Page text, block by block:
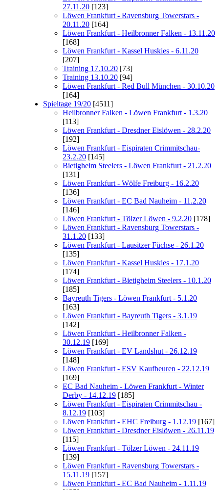
27.11.20 [123]
Löwen Frankfurt - Ravensburg Towerstars -
20.11.20 [164]
Löwen Frankfurt - Heilbronner Falken - 13.11.20
[168]
Löwen Frankfurt - Kassel Huskies - 6.11.20
[207]
Training 17.10.20 [73]
Training 13.10.20 [94]
Löwen Frankfurt - Red Bull München - 30.10.20
[164]
Spieltage 19/20 [4511]
Heilbronner Falken - Löwen Frankfurt - 1.3.20
[113]
Löwen Frankfurt - Dresdner Eislöwen - 28.2.20
[192]
Löwen Frankfurt - Eispiraten Crimmitschau-
23.2.20 [145]
Bietigheim Steelers - Löwen Frankfurt - 21.2.20
[131]
Löwen Frankfurt - Wölfe Freiburg - 16.2.20
[136]
Löwen Frankfurt - EC Bad Nauheim - 11.2.20
[146]
Löwen Frankfurt - Tölzer Löwen - 9.2.20 [178]
Löwen Frankfurt - Ravensburg Towerstars -
31.1.20 [133]
Löwen Frankfurt - Lausitzer Füchse - 26.1.20
[135]
Löwen Frankfurt - Kassel Huskies - 17.1.20
[174]
Löwen Frankfurt - Bietigheim Steelers - 10.1.20
[185]
Bayreuth Tigers - Löwen Frankfurt - 5.1.20
[163]
Löwen Frankfurt - Bayreuth Tigers - 3.1.19
[142]
Löwen Frankfurt - Heilbronner Falken -
30.12.19 [169]
Löwen Frankfurt - EV Landshut - 26.12.19
[148]
Löwen Frankfurt - ESV Kaufbeuren - 22.12.19
[169]
EC Bad Nauheim - Löwen Frankfurt - Winter
Derby - 14.12.19 [185]
Löwen Frankfurt - Eispiraten Crimmitschau -
8.12.19 [103]
Löwen Frankfurt - EHC Freiburg - 1.12.19 [167]
Löwen Frankfurt - Dresdner Eislöwen - 26.11.19
[115]
Löwen Frankfurt - Tölzer Löwen - 24.11.19
[139]
Löwen Frankfurt - Ravensburg Towerstars -
15.11.19 [157]
Löwen Frankfurt - EC Bad Nauheim - 1.11.19